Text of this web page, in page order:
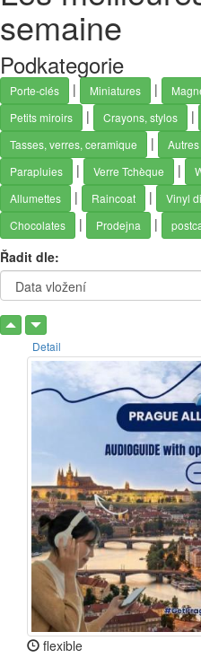
semaine
Podkategorie
Porte-clés | Miniatures |
Petits miroirs | Crayons, stylos |
Tasses, verres, ceramique |
Parapluies | Verre Tchèque |
Allumettes | Raincoat | Vinyl
Chocolates | Prodejna |
Řadit dle:
Detail
flexible